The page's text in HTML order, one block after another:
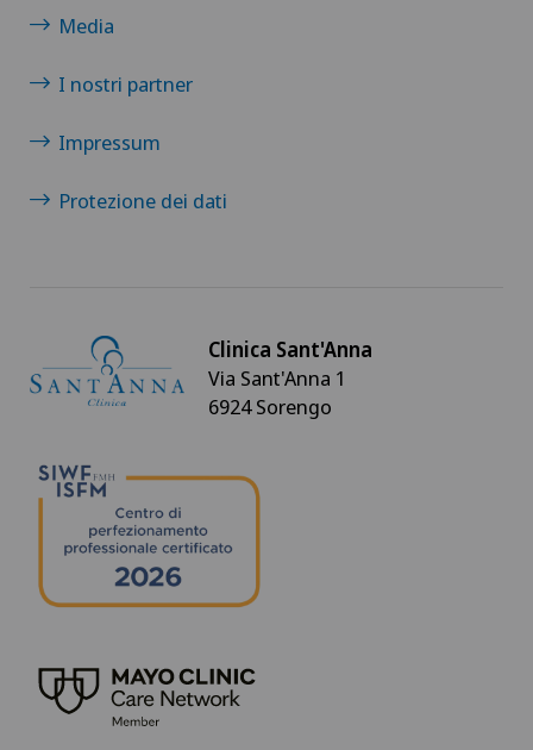
Media
I nostri partner
Impressum
Protezione dei dati
Clinica Sant'Anna
Via Sant'Anna 1
6924 Sorengo